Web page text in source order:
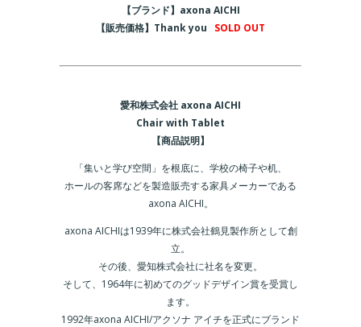
【ブランド】axona AICHI
【販売価格】Thank you SOLD OUT
愛和株式会社 axona AICHI
Chair with Tablet
【商品説明】
「集いと学び空間」を根底に、学校の椅子や机、
ホールの客席などを製造販売する家具メーカーである
axona AICHI。
axona AICHIは1939年に株式会社鶴見製作所として創
立。
その後、愛知株式会社に社名を変更。
そして、1964年に初めてのグッドデザイン賞を受賞し
ます。
1992年axona AICHI/アクソナ アイチを正式にブランド